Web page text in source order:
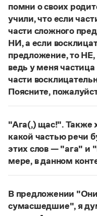
Монологи
Лекции и подкасты
Рекомендуем
Учебник
Правила русского языка:
Интерактивные
Издательство
Словари
Учебники и справочники
Все книги
помни о своих
учили, что если
части сложного
НИ, а если
предложение, то НЕ,
ведь у меня
части
Поясните,
Правильно:Где бы
восклицательных
не был!
"Ага(,) щас!". Также
какой частью речи
этих слов — "ага" и
мере, в данном
Ага—частица,
отказа говорящего
какого-л.
В предложении
сумасшедшие", я